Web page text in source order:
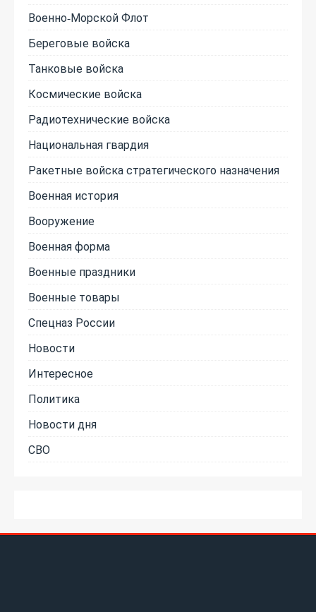
Военно-Морской Флот
Береговые войска
Танковые войска
Космические войска
Радиотехнические войска
Национальная гвардия
Ракетные войска стратегического назначения
Военная история
Вооружение
Военная форма
Военные праздники
Военные товары
Спецназ России
Новости
Интересное
Политика
Новости дня
СВО